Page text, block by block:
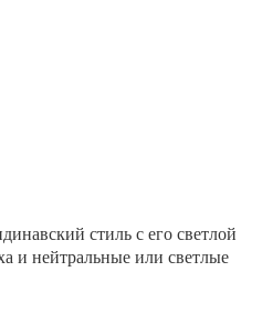
стиль с его светлой
и нейтральные или светлые